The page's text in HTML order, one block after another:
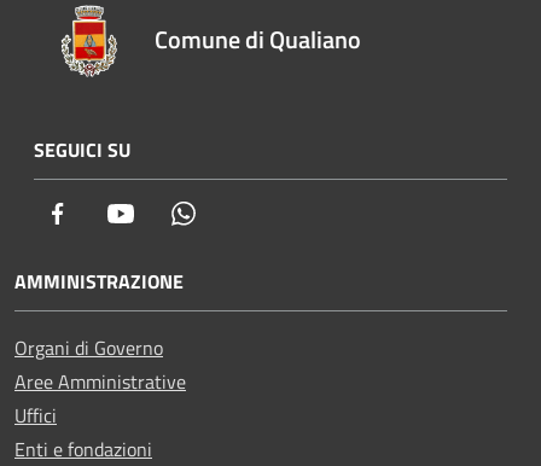
Comune di Qualiano
SEGUICI SU
Facebook Youtube
AMMINISTRAZIONE
Organi di Governo
Aree Amministrative
Uffici
Enti e fondazioni